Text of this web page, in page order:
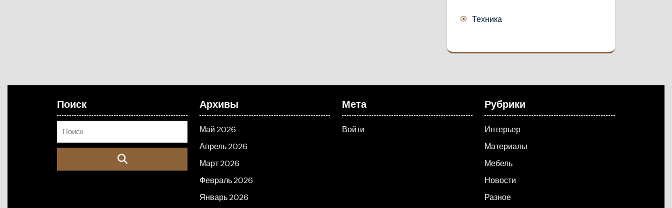
Техника
Поиск Архивы
Май 2026
Апрель 2026
Март 2026
Февраль 2026
Январь 2026
Мета
Войти
Рубрики
Интерьер
Материалы
Мебель
Новости
Разное